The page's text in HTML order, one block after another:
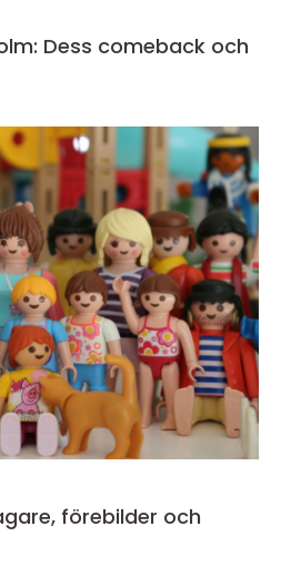
Dess comeback och
förebilder och